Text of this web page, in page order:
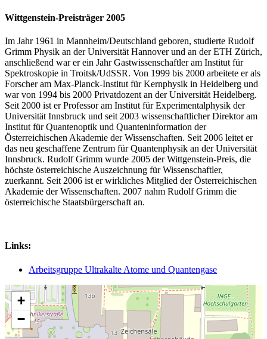
Wittgenstein-Preisträger 2005
Im Jahr 1961 in Mannheim/Deutschland geboren, studierte Rudolf
Grimm Physik an der Universität Hannover und an der ETH Zürich,
anschließend war er ein Jahr Gastwissenschaftler am Institut für
Spektroskopie in Troitsk/UdSSR. Von 1999 bis 2000 arbeitete er als
Forscher am Max-Planck-Institut für Kernphysik in Heidelberg und
war von 1994 bis 2000 Privatdozent an der Universität Heidelberg.
Seit 2000 ist er Professor am Institut für Experimentalphysik der
Universität Innsbruck und seit 2003 wissenschaftlicher Direktor am
Institut für Quantenoptik und Quanteninformation der
Österreichischen Akademie der Wissenschaften. Seit 2006 leitet er
das neu geschaffene Zentrum für Quantenphysik an der Universität
Innsbruck. Rudolf Grimm wurde 2005 der Wittgenstein-Preis, die
höchste österreichische Auszeichnung für Wissenschaftler,
zuerkannt. Seit 2006 ist er wirkliches Mitglied der Österreichischen
Akademie der Wissenschaften. 2007 nahm Rudolf Grimm die
österreichische Staatsbürgerschaft an.
Links:
Arbeitsgruppe Ultrakalte Atome und Quantengase
+
−